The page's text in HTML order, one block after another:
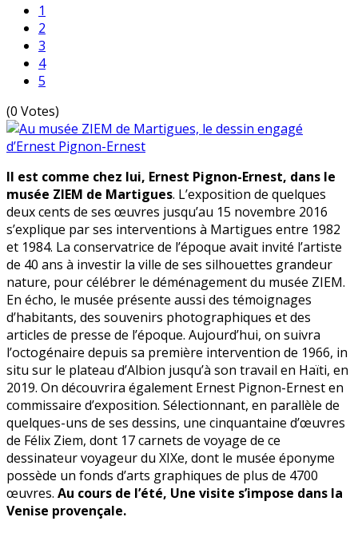
1
2
3
4
5
(0 Votes)
Il est comme chez lui, Ernest Pignon-Ernest, dans le
musée ZIEM de Martigues. L’exposition de quelques
deux cents de ses œuvres jusqu’au 15 novembre 2016
s’explique par ses interventions à Martigues entre 1982
et 1984. La conservatrice de l’époque avait invité l’artiste
de 40 ans à investir la ville de ses silhouettes grandeur
nature, pour célébrer le déménagement du musée ZIEM.
En écho, le musée présente aussi des témoignages
d’habitants, des souvenirs photographiques et des
articles de presse de l’époque. Aujourd’hui, on suivra
l’octogénaire depuis sa première intervention de 1966, in
situ sur le plateau d’Albion jusqu’à son travail en Haïti, en
2019. On découvrira également Ernest Pignon-Ernest en
commissaire d’exposition. Sélectionnant, en parallèle de
quelques-uns de ses dessins, une cinquantaine d’œuvres
de Félix Ziem, dont 17 carnets de voyage de ce
dessinateur voyageur du XIXe, dont le musée éponyme
possède un fonds d’arts graphiques de plus de 4700
œuvres. Au cours de l’été, Une visite s’impose dans la
Venise provençale.